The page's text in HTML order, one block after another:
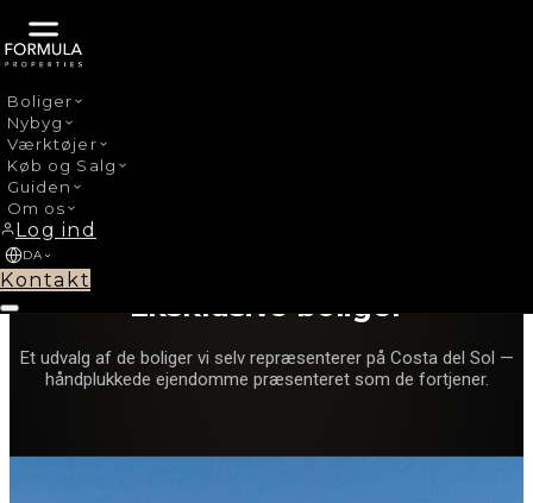
Boliger
Nybyg
Værktøjer
Køb og Salg
Guiden
Om os
Log ind
DA
Kontakt
Formula Properties · Egne boliger
Eksklusive boliger
Et udvalg af de boliger vi selv repræsenterer på Costa del Sol —
håndplukkede ejendomme præsenteret som de fortjener.